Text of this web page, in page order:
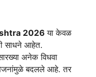
2026 या केवळ
साधने आहेत.
अनेक विधवा
बदलले आहे. तर